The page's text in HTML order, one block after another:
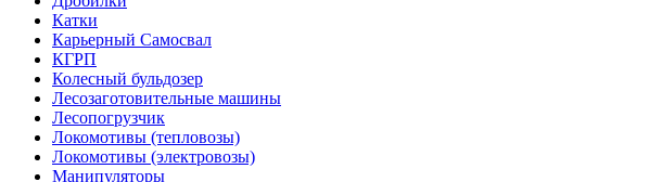
Катки
Карьерный Самосвал
КГРП
Колесный бульдозер
Лесозаготовительные машины
Лесопогрузчик
Локомотивы (тепловозы)
Локомотивы (электровозы)
Манипуляторы